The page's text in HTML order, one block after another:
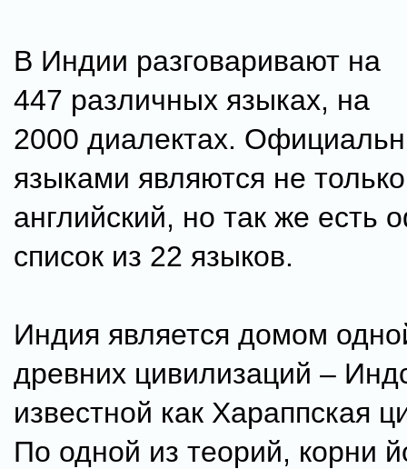
В Индии разговаривают на
447 различных языках, на
2000 диалектах.
языками являются не
английский, но так же есть
список из 22 языков.
Индия является домом
древних цивилизаций –
известной как Хараппская
По одной из теорий, корни